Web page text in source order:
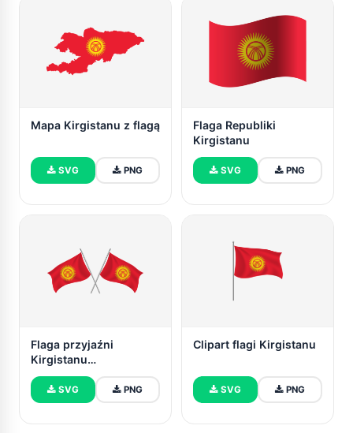
Mapa Kirgistanu z flagą
SVG PNG
Flaga Republiki
Kirgistanu
SVG PNG
Flaga przyjaźni
Kirgistanu
powiewająca
SVG PNG
Clipart flagi Kirgistanu
SVG PNG